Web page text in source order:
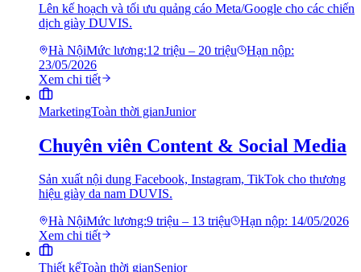
Lên kế hoạch và tối ưu quảng cáo Meta/Google cho các chiến
dịch giày DUVIS.
Hà NộiMức lương:12 triệu – 20 triệu
Hạn nộp:
23/05/2026
Xem chi tiết
MarketingToàn thời gianJunior
Chuyên viên Content & Social Media
Sản xuất nội dung Facebook, Instagram, TikTok cho thương
hiệu giày da nam DUVIS.
Hà NộiMức lương:9 triệu – 13 triệu Hạn nộp: 14/05/2026
Xem chi tiết
Thiết kếToàn thời gianSenior